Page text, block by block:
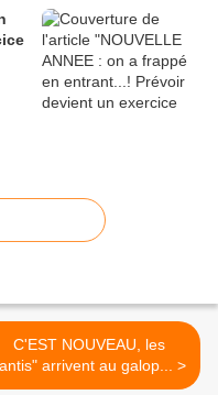
C'EST NOUVEAU, les
"antis" arrivent au galop... >